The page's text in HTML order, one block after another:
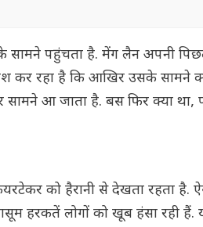
पहुंचता है. मेंग लैन अपनी
रहा है कि आखिर उसके सामने
आ जाता है. बस फिर क्या था,
को हैरानी से देखता रहता है.
हरकतें लोगों को खूब हंसा रही हैं.